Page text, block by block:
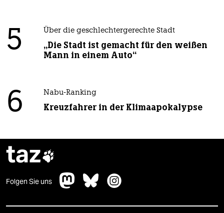
5 Über die geschlechtergerechte Stadt
„Die Stadt ist gemacht für den weißen
Mann in einem Auto“
6 Nabu-Ranking
Kreuzfahrer in der Klimaapokalypse
taz
Folgen Sie uns